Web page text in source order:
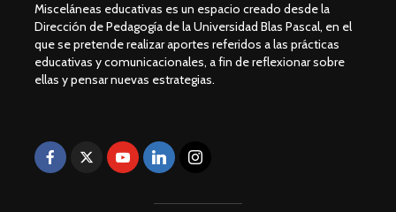
Misceláneas educativas es un espacio creado desde la
Dirección de Pedagogía de la Universidad Blas Pascal, en el
que se pretende realizar aportes referidos a las prácticas
educativas y comunicacionales, a fin de reflexionar sobre
ellas y pensar nuevas estrategias.